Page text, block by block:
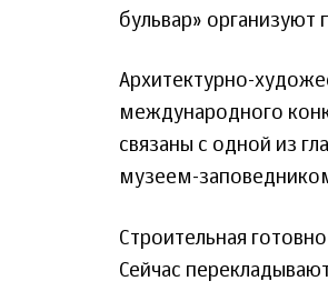
бульвар»
Архитектурно-
международного
связаны с одной из
музеем-
Строительная
Сейчас